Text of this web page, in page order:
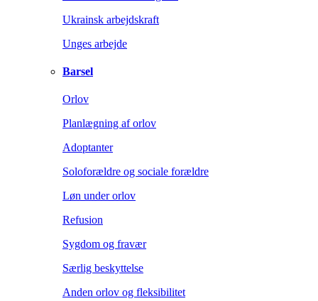
Ukrainsk arbejdskraft
Unges arbejde
Barsel
Orlov
Planlægning af orlov
Adoptanter
Soloforældre og sociale forældre
Løn under orlov
Refusion
Sygdom og fravær
Særlig beskyttelse
Anden orlov og fleksibilitet